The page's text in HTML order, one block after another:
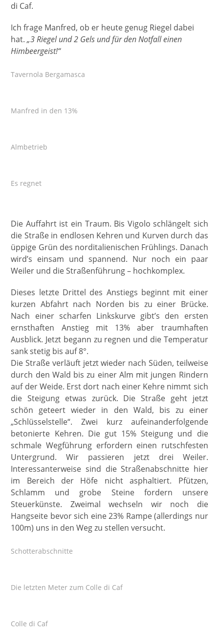
di Caf.
Ich frage Manfred, ob er heute genug Riegel dabei
hat.„3 Riegel und 2 Gels und für den Notfall einen
Himbeergeist!“
Tavernola Bergamasca
Manfred in den 13%
Almbetrieb
Es regnet
Die Auffahrt ist ein Traum. Bis Vigolo schlängelt sich
die Straße in endlosen Kehren und Kurven durch das
üppige Grün des norditalienischen Frühlings. Danach
wird’s einsam und spannend. Nur noch ein paar
Weiler und die Straßenführung – hochkomplex.
Dieses letzte Drittel des Anstiegs beginnt mit einer
kurzen Abfahrt nach Norden bis zu einer Brücke.
Nach einer scharfen Linkskurve gibt’s den ersten
ernsthaften Anstieg mit 13% aber traumhaften
Ausblick. Jetzt begann zu regnen und die Temperatur
sank stetig bis auf 8°.
Die Straße verläuft jetzt wieder nach Süden, teilweise
durch den Wald bis zu einer Alm mit jungen Rindern
auf der Weide. Erst dort nach einer Kehre nimmt sich
die Steigung etwas zurück. Die Straße geht jetzt
schön geteert wieder in den Wald, bis zu einer
„Schlüsselstelle“. Zwei kurz aufeinanderfolgende
betonierte Kehren. Die gut 15% Steigung und die
schmale Wegführung erfordern einen rutschfesten
Untergrund. Wir passieren jetzt drei Weiler.
Interessanterweise sind die Straßenabschnitte hier
im Bereich der Höfe nicht asphaltiert. Pfützen,
Schlamm und grobe Steine fordern unsere
Steuerkünste. Zweimal wechseln wir noch die
Hangseite bevor sich eine 23% Rampe (allerdings nur
100m) uns in den Weg zu stellen versucht.
Schotterabschnitte
Die letzten Meter zum Colle di Caf
Colle di Caf